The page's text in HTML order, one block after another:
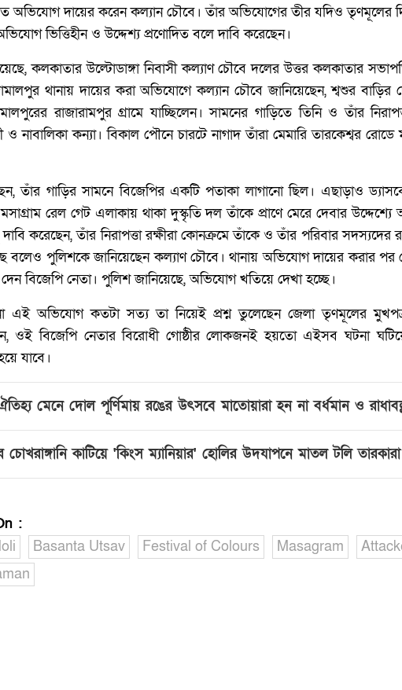
অভিযোগ দায়ের করেন কল্যান চৌবে। তাঁর অভিযোগের তীর যদিও তৃণমূলের
ভিত্তিহীন ও উদ্দেশ্য প্রণোদিত বলে দাবি করেছেন।
কলকাতার উল্টোডাঙ্গা নিবাসী কল্যাণ চৌবে দলের উত্তর কলকাতার
থানায় দায়ের করা অভিযোগে কল্যান চৌবে জানিয়েছেন, শ্বশুর
রাজারামপুর গ্রামে যাচ্ছিলেন। সামনের গাড়িতে তিনি ও তাঁর
ও নাবালিকা কন্যা। বিকাল পৌনে চারটে নাগাদ তাঁরা মেমারি তারকেশ্বর
তাঁর গাড়ির সামনে বিজেপির একটি পতাকা লাগানো ছিল। এছাড়াও
রেল গেট এলাকায় থাকা দুস্কৃতি দল তাঁকে প্রাণে মেরে দেবার
করেছেন, তাঁর নিরাপত্তা রক্ষীরা কোনক্রমে তাঁকে ও তাঁর পরিবার সদস্যদের
বলেও পুলিশকে জানিয়েছেন কল্যাণ চৌবে। থানায় অভিযোগ দায়ের করার পর
দেন বিজেপি নেতা। পুলিশ জানিয়েছে, অভিযোগ খতিয়ে দেখা হচ্ছে।
এই অভিযোগ কতটা সত্য তা নিয়েই প্রশ্ন তুলেছেন জেলা তৃণমূলের
ওই বিজেপি নেতার বিরোধী গোষ্ঠীর লোকজনই হয়তো এইসব ঘটনা
যাবে।
ঐতিহ্য মেনে দোল পূর্ণিমায় রঙের উৎসবে মাতোয়ারা হন না বর্ধমান ও
চোখরাঙ্গানি কাটিয়ে 'কিংস ম্যানিয়ার' হোলির উদযাপনে মাতল টলি তারকারা
:
Basanta Utsav Festival of Colours Masagram